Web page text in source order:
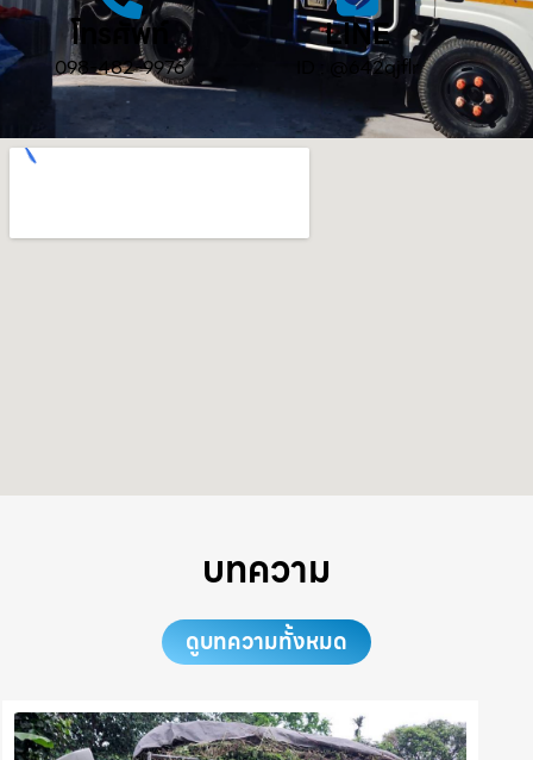
โทรศัพท์
098-482-9976
LINE
ID : @642qjflr
บทความ
ดูบทความทั้งหมด